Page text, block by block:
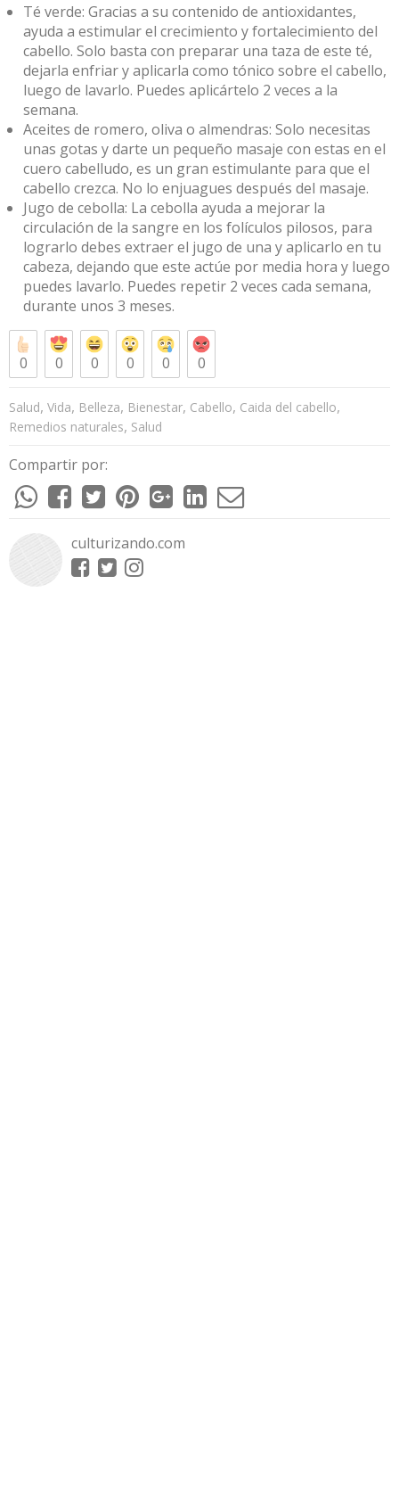
Té verde: Gracias a su contenido de antioxidantes,
ayuda a estimular el crecimiento y fortalecimiento del
cabello. Solo basta con preparar una taza de este té,
dejarla enfriar y aplicarla como tónico sobre el cabello,
luego de lavarlo. Puedes aplicártelo 2 veces a la
semana.
Aceites de romero, oliva o almendras: Solo necesitas
unas gotas y darte un pequeño masaje con estas en el
cuero cabelludo, es un gran estimulante para que el
cabello crezca. No lo enjuagues después del masaje.
Jugo de cebolla: La cebolla ayuda a mejorar la
circulación de la sangre en los folículos pilosos, para
lograrlo debes extraer el jugo de una y aplicarlo en tu
cabeza, dejando que este actúe por media hora y luego
puedes lavarlo. Puedes repetir 2 veces cada semana,
durante unos 3 meses.
0 0 0 0 0 0
Salud, Vida, Belleza, Bienestar, Cabello, Caida del cabello,
Remedios naturales, Salud
Compartir por:
culturizando.com